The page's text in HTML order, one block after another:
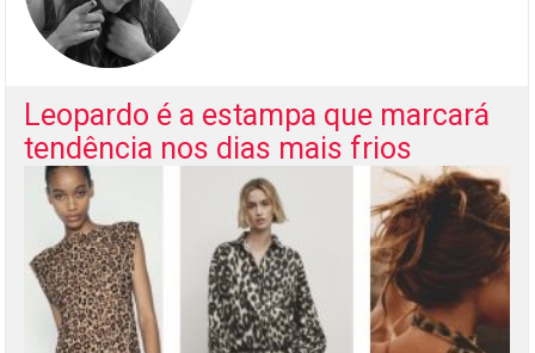
Leopardo é a estampa que marcará
tendência nos dias mais frios